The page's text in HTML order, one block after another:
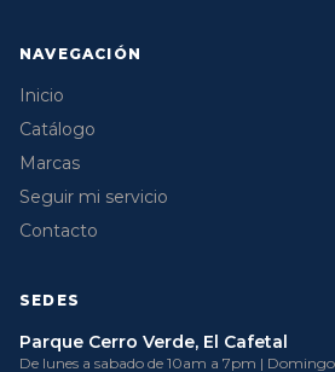
NAVEGACIÓN
Inicio
Catálogo
Marcas
Seguir mi servicio
Contacto
SEDES
Parque Cerro Verde, El Cafetal
De lunes a sabado de 10am a 7pm |